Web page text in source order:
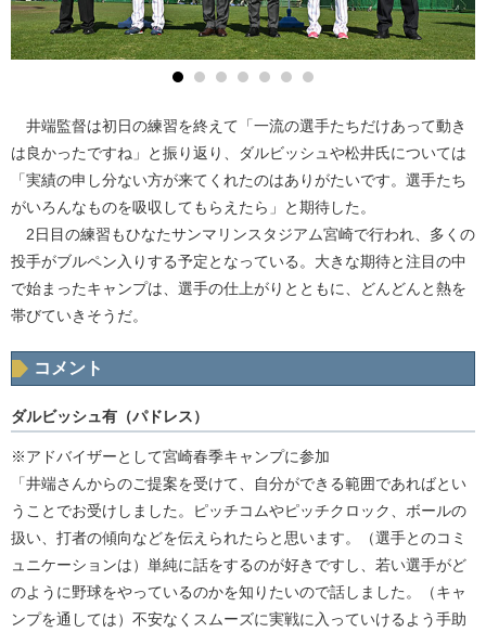
井端監督は初日の練習を終えて「一流の選手たちだけあって動き
は良かったですね」と振り返り、ダルビッシュや松井氏については
「実績の申し分ない方が来てくれたのはありがたいです。選手たち
がいろんなものを吸収してもらえたら」と期待した。
2日目の練習もひなたサンマリンスタジアム宮崎で行われ、多くの
投手がブルペン入りする予定となっている。大きな期待と注目の中
で始まったキャンプは、選手の仕上がりとともに、どんどんと熱を
帯びていきそうだ。
コメント
ダルビッシュ有（パドレス）
※アドバイザーとして宮崎春季キャンプに参加
「井端さんからのご提案を受けて、自分ができる範囲であればとい
うことでお受けしました。ピッチコムやピッチクロック、ボールの
扱い、打者の傾向などを伝えられたらと思います。（選手とのコミ
ュニケーションは）単純に話をするのが好きですし、若い選手がど
のように野球をやっているのかを知りたいので話しました。（キャ
ンプを通しては）不安なくスムーズに実戦に入っていけるよう手助